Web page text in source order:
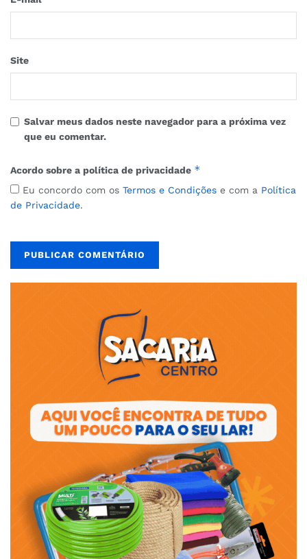
Site
Salvar meus dados neste navegador para a próxima vez
que eu comentar.
Acordo sobre a política de privacidade *
Eu concordo com os Termos e Condições e com a Política
de Privacidade.